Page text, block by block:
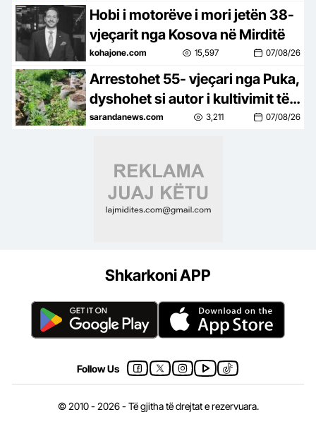
Hobi i motorëve i mori jetën 38-
vjeçarit nga Kosova në Mirditë
kohajone.com 15,597 07/08/26
Arrestohet 55- vjeçari nga Puka,
dyshohet si autor i kultivimit të
130 rrënjëve bimë narkotike në
sarandanews.com 3,211 07/08/26
Shkarkoni APP
Follow Us
© 2010 - 2026 - Të gjitha të drejtat e rezervuara.